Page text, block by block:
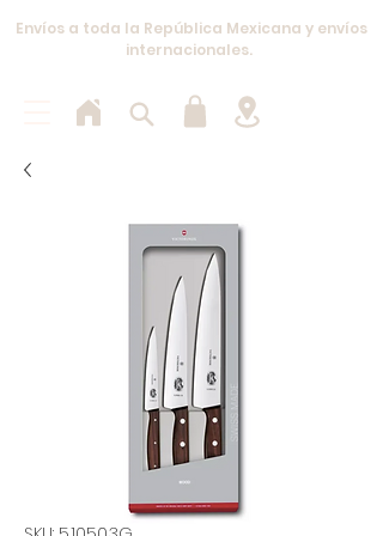
Envíos a toda la República Mexicana y envíos
internacionales.